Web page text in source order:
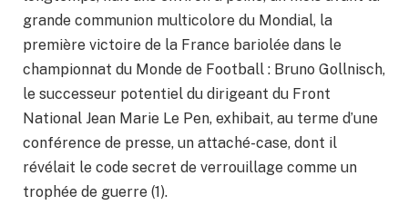
grande communion multicolore du Mondial, la
première victoire de la France bariolée dans le
championnat du Monde de Football : Bruno Gollnisch,
le successeur potentiel du dirigeant du Front
National Jean Marie Le Pen, exhibait, au terme d’une
conférence de presse, un attaché-case, dont il
révélait le code secret de verrouillage comme un
trophée de guerre (1).